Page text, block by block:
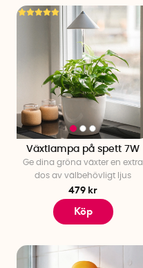
saker!
Växtlampa på spett 7W
Ge dina gröna växter en extra
dos av välbehövligt ljus
479 kr
Köp